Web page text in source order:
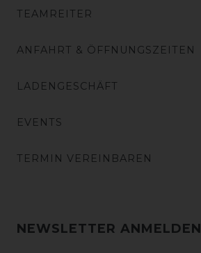
TEAMREITER
ANFAHRT & ÖFFNUNGSZEITEN
LADENGESCHÄFT
EVENTS
TERMIN VEREINBAREN
NEWSLETTER ANMELDEN